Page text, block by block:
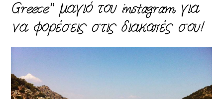
Greece” μαγιό του instagram για
να φορέσεις στις διακοπές σου!